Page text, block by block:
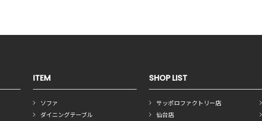
ITEM
ソファ
ダイニングテーブル
SHOP LIST
サッポロファクトリー店
仙台店